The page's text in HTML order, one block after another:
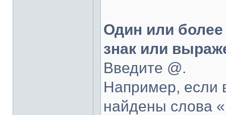
Один или
знак или
Введите @.
Например, если
найдены слова